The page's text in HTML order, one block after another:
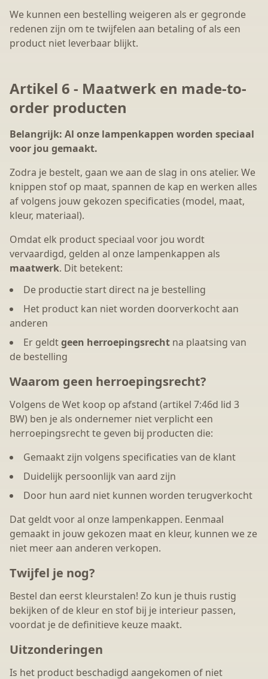
We kunnen een bestelling weigeren als er gegronde
redenen zijn om te twijfelen aan betaling of als een
product niet leverbaar blijkt.
Artikel 6 - Maatwerk en made-to-
order producten
Belangrijk: Al onze lampenkappen worden speciaal
voor jou gemaakt.
Zodra je bestelt, gaan we aan de slag in ons atelier. We
knippen stof op maat, spannen de kap en werken alles
af volgens jouw gekozen specificaties (model, maat,
kleur, materiaal).
Omdat elk product speciaal voor jou wordt
vervaardigd, gelden al onze lampenkappen als
maatwerk. Dit betekent:
De productie start direct na je bestelling
Het product kan niet worden doorverkocht aan
anderen
Er geldtgeen herroepingsrecht na plaatsing van
de bestelling
Waarom geen herroepingsrecht?
Volgens de Wet koop op afstand (artikel 7:46d lid 3
BW) ben je als ondernemer niet verplicht een
herroepingsrecht te geven bij producten die:
Gemaakt zijn volgens specificaties van de klant
Duidelijk persoonlijk van aard zijn
Door hun aard niet kunnen worden terugverkocht
Dat geldt voor al onze lampenkappen. Eenmaal
gemaakt in jouw gekozen maat en kleur, kunnen we ze
niet meer aan anderen verkopen.
Twijfel je nog?
Bestel dan eerst kleurstalen! Zo kun je thuis rustig
bekijken of de kleur en stof bij je interieur passen,
voordat je de definitieve keuze maakt.
Uitzonderingen
Is het product beschadigd aangekomen of niet